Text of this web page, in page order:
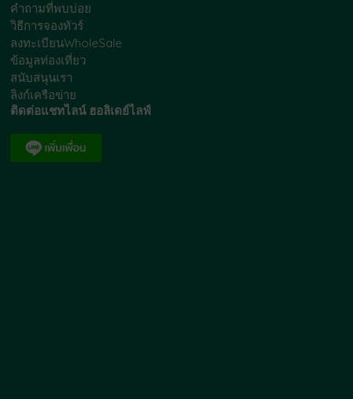
คำถามที่พบบ่อย
วิธีการจองทัวร์
ลงทะเบียนWholeSale
ข้อมูลท่องเที่ยว
สนับสนุนเรา
ลิงก์เครือข่าย
ติดต่อแชทไลน์ ฮอลิเดย์ไลฟ์